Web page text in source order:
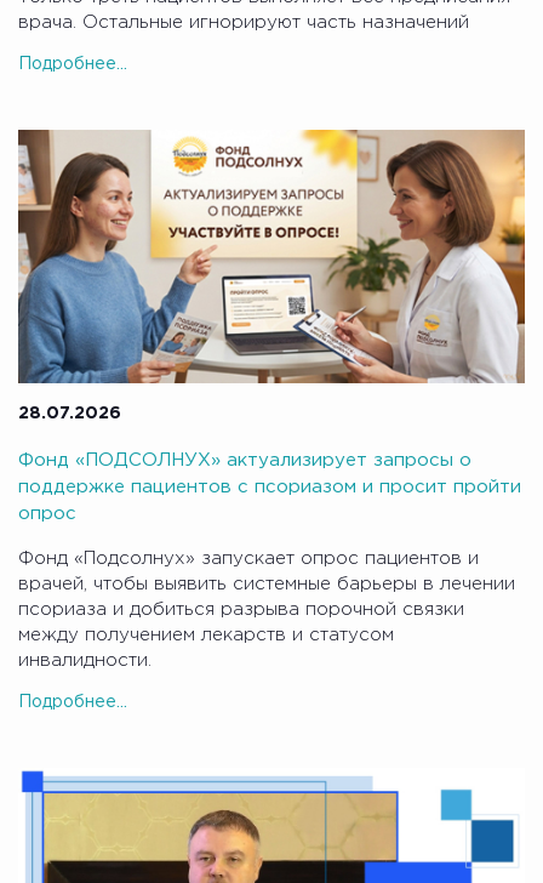
врача. Остальные игнорируют часть назначений
Подробнее...
28.07.2026
Фонд «ПОДСОЛНУХ» актуализирует запросы о
поддержке пациентов с псориазом и просит пройти
опрос
Фонд «Подсолнух» запускает опрос пациентов и
врачей, чтобы выявить системные барьеры в лечении
псориаза и добиться разрыва порочной связки
между получением лекарств и статусом
инвалидности.
Подробнее...